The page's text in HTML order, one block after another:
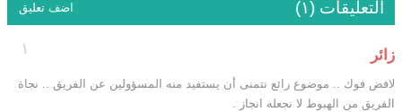
التعليقات (١) اضف تعليق
١ زائر
لافض فوك .. موضوع رائع نتمنى أن يستفيد منه المسؤولين عن الفريق .. نجاة
الفريق من الهبوط لا نجعله انجاز .